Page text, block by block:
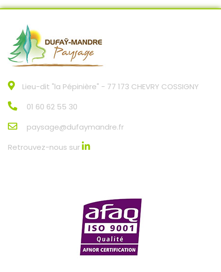
Lieu-dit "la Pépinière" - 77 173 CHEVRY COSSIGNY
01 60 62 55 30
paysage@dufaymandre.fr
Retrouvez-nous sur